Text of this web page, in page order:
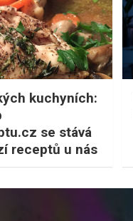
kuchyních:
se stává
receptů u nás